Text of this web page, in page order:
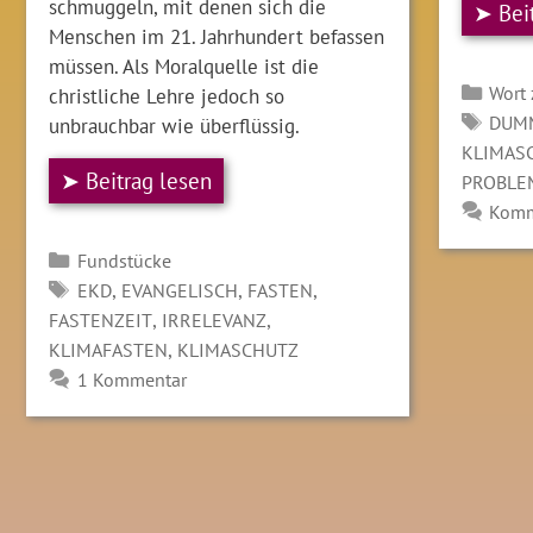
➤
Wort
schmuggeln, mit denen sich die
Menschen im 21. Jahrhundert befassen
müssen. Als Moralquelle ist die
christliche Lehre jedoch so
unbrauchbar wie überflüssig.
➤ Beitrag lesen
Kategorien
Fundstücke
SCHLAGWÖRTER
EKD, EVANGELISCH, FASTEN,
FASTENZEIT, IRRELEVANZ,
KLIMAFASTEN, KLIMASCHUTZ
1 Kommentar